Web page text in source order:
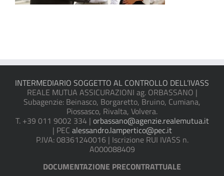
INTERMEDIARIO SOGGETTO AL CONTROLLO DELL’IVASS
REALE MUTUA ASSICURAZIONI ag. ORBASSANO |
Subagenzie: Beinasco, Borgaretto, Bruino, Cumiana,
Piossasco, Rivalta, Volvera.
T. +39 011 9002 334 | orbassano@agenzie.realemutua.it
| PEC alessandro.lampertico@pec.it
P.IVA: 08361240016 | Iscrizione RUI IVASS n.
A000088409
DOCUMENTAZIONE PRECONTRATTUALE